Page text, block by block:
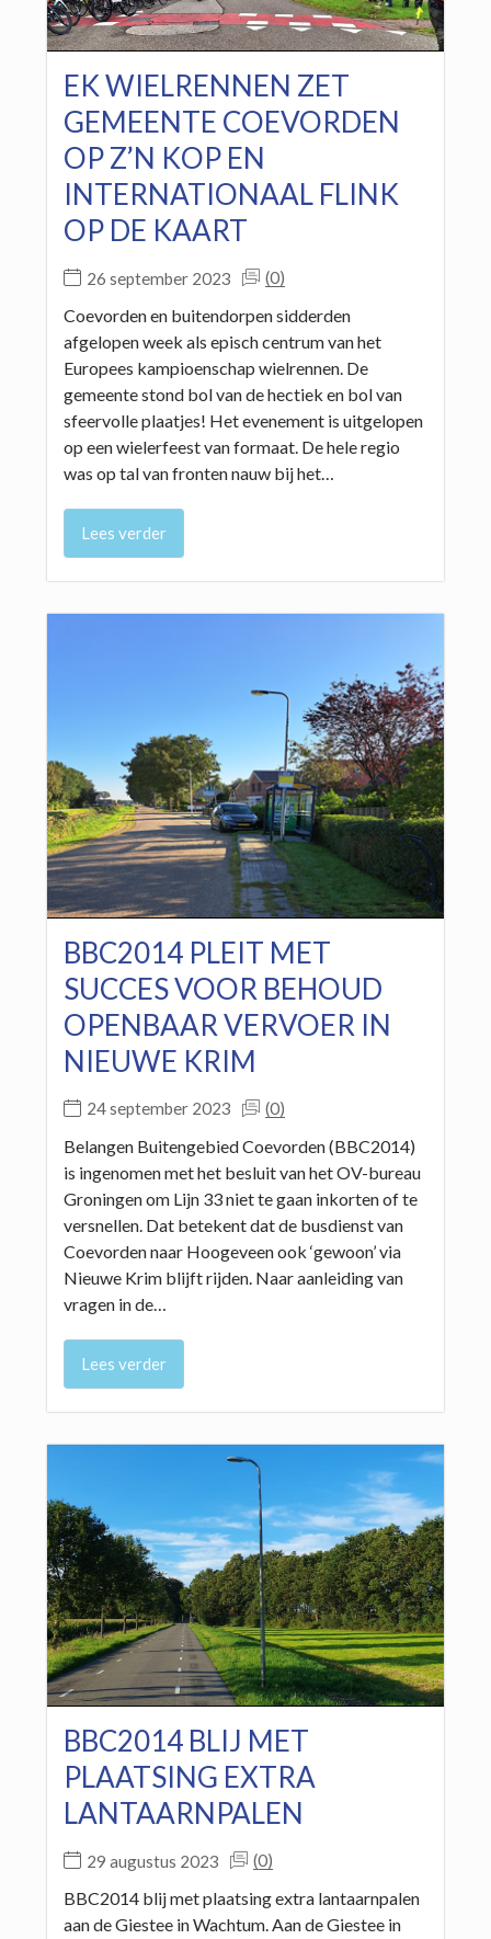
EK WIELRENNEN ZET
GEMEENTE COEVORDEN
OP Z’N KOP EN
INTERNATIONAAL FLINK
OP DE KAART
26 september 2023 (0)
Coevorden en buitendorpen sidderden
afgelopen week als episch centrum van het
Europees kampioenschap wielrennen. De
gemeente stond bol van de hectiek en bol van
sfeervolle plaatjes! Het evenement is uitgelopen
op een wielerfeest van formaat. De hele regio
was op tal van fronten nauw bij het…
Lees verder
BBC2014 PLEIT MET
SUCCES VOOR BEHOUD
OPENBAAR VERVOER IN
NIEUWE KRIM
24 september 2023 (0)
Belangen Buitengebied Coevorden (BBC2014)
is ingenomen met het besluit van het OV-bureau
Groningen om Lijn 33 niet te gaan inkorten of te
versnellen. Dat betekent dat de busdienst van
Coevorden naar Hoogeveen ook ‘gewoon’ via
Nieuwe Krim blijft rijden. Naar aanleiding van
vragen in de…
Lees verder
BBC2014 BLIJ MET
PLAATSING EXTRA
LANTAARNPALEN
29 augustus 2023 (0)
BBC2014 blij met plaatsing extra lantaarnpalen
aan de Giestee in Wachtum. Aan de Giestee in